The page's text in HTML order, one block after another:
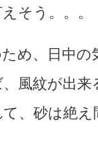
そう。。。
め、日中の
風紋が出
、砂は絶